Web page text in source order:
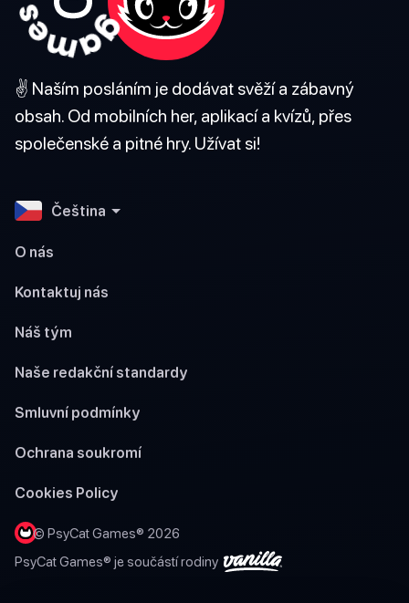
✌️ Naším posláním je dodávat svěží a zábavný
obsah. Od mobilních her, aplikací a kvízů, přes
společenské a pitné hry. Užívat si!
Čeština
O nás
Kontaktuj nás
Náš tým
Naše redakční standardy
Smluvní podmínky
Ochrana soukromí
Cookies Policy
© PsyCat Games® 2026
PsyCat Games® je součástí rodiny